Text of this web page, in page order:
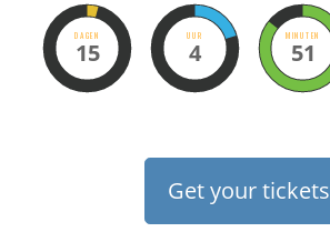
DAGEN
15
UUR
4
MINUTEN
51
Get your tickets